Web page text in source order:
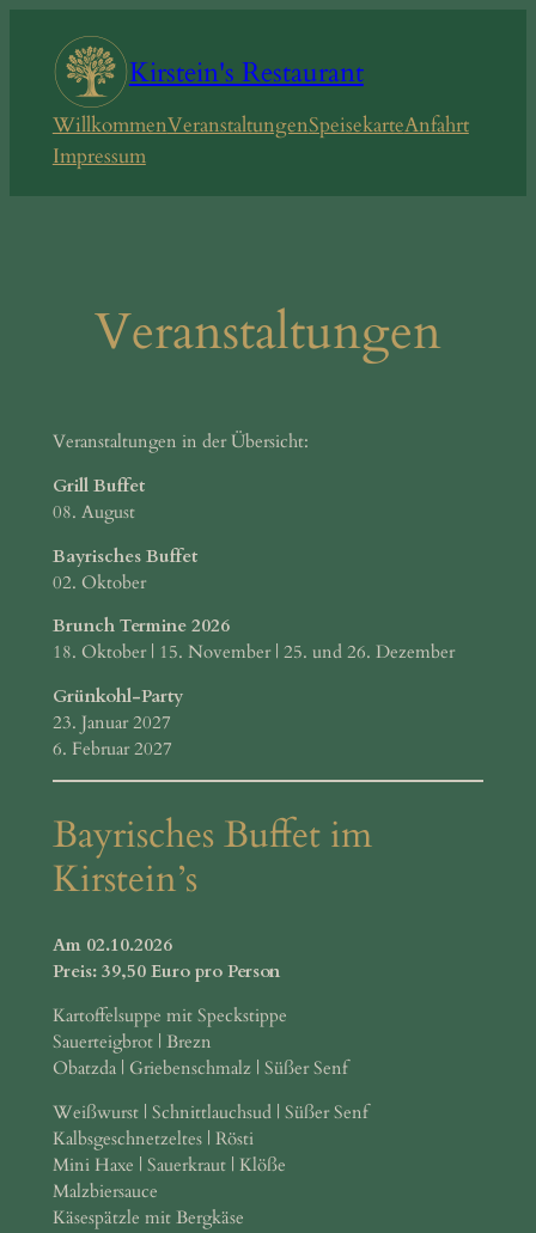
springen
Kirstein's Restaurant
WillkommenVeranstaltungenSpeisekarteAnfahrt
Impressum
Veranstaltungen
Veranstaltungen in der Übersicht:
Grill Buffet
08. August
Bayrisches Buffet
02. Oktober
Brunch Termine 2026
18. Oktober | 15. November | 25. und 26. Dezember
Grünkohl-Party
23. Januar 2027
6. Februar 2027
Bayrisches Buffet im
Kirstein’s
Am 02.10.2026
Preis: 39,50 Euro pro Person
Kartoffelsuppe mit Speckstippe
Sauerteigbrot | Brezn
Obatzda | Griebenschmalz | Süßer Senf
Weißwurst | Schnittlauchsud | Süßer Senf
Kalbsgeschnetzeltes | Rösti
Mini Haxe | Sauerkraut | Klöße
Malzbiersauce
Käsespätzle mit Bergkäse